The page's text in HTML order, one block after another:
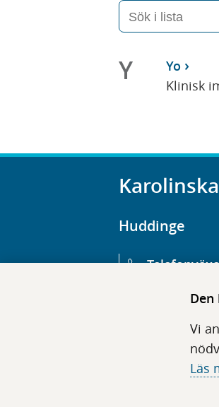
Vi
Läs
Y
Yo
Klinisk
Huddinge
Hälsovägen 13